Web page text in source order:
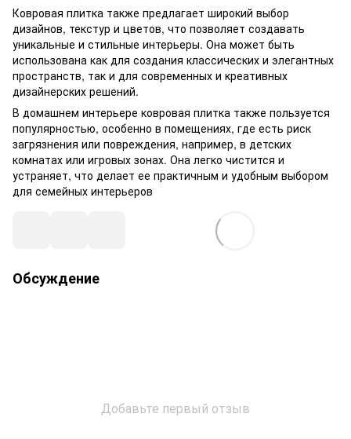
Ковровая плитка также предлагает широкий выбор
дизайнов, текстур и цветов, что позволяет создавать
уникальные и стильные интерьеры. Она может быть
использована как для создания классических и элегантных
пространств, так и для современных и креативных
дизайнерских решений.
В домашнем интерьере ковровая плитка также пользуется
популярностью, особенно в помещениях, где есть риск
загрязнения или повреждения, например, в детских
комнатах или игровых зонах. Она легко чистится и
устраняет, что делает ее практичным и удобным выбором
для семейных интерьеров
Обсуждение
Добавьте первый отзыв